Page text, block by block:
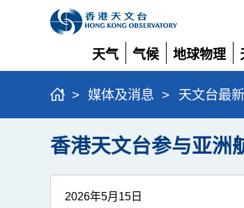
天气
展
开
气候
展
开
地球物理
展
开
> 媒体及消息 > 天文台最
香港天文台参与亚洲
2026年5月15日